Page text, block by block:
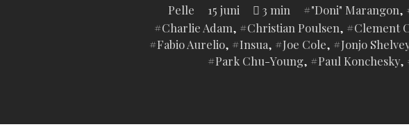
Pelle 15 juni 3 min
Inlagd
i:
"Doni" Marangon,
Charlie Adam, Christian Poulsen, Clement
Fabio Aurelio, Insua, Joe Cole, Jonjo
Park Chu-Young, Paul Konchesky,